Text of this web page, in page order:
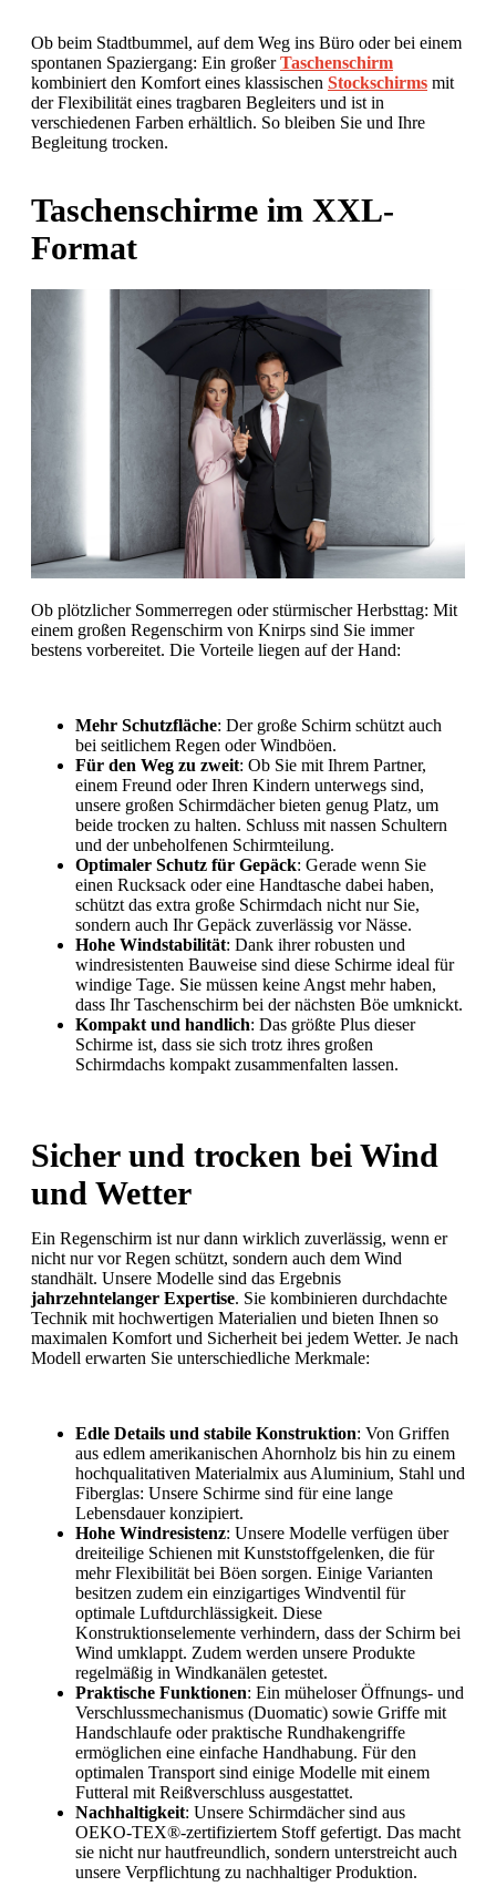
Ob beim Stadtbummel, auf dem Weg ins Büro oder bei einem
spontanen Spaziergang: Ein großerTaschenschirm
kombiniert den Komfort eines klassischen Stockschirms mit
der Flexibilität eines tragbaren Begleiters und ist in
verschiedenen Farben erhältlich. So bleiben Sie und Ihre
Begleitung trocken.
Taschenschirme im XXL-
Format
Ob plötzlicher Sommerregen oder stürmischer Herbsttag: Mit
einem großen Regenschirm von Knirps sind Sie immer
bestens vorbereitet. Die Vorteile liegen auf der Hand:
Mehr Schutzfläche: Der große Schirm schützt auch
bei seitlichem Regen oder Windböen.
Für den Weg zu zweit: Ob Sie mit Ihrem Partner,
einem Freund oder Ihren Kindern unterwegs sind,
unsere großen Schirmdächer bieten genug Platz, um
beide trocken zu halten. Schluss mit nassen Schultern
und der unbeholfenen Schirmteilung.
Optimaler Schutz für Gepäck: Gerade wenn Sie
einen Rucksack oder eine Handtasche dabei haben,
schützt das extra große Schirmdach nicht nur Sie,
sondern auch Ihr Gepäck zuverlässig vor Nässe.
Hohe Windstabilität: Dank ihrer robusten und
windresistenten Bauweise sind diese Schirme ideal für
windige Tage. Sie müssen keine Angst mehr haben,
dass Ihr Taschenschirm bei der nächsten Böe umknickt.
Kompakt und handlich: Das größte Plus dieser
Schirme ist, dass sie sich trotz ihres großen
Schirmdachs kompakt zusammenfalten lassen.
Sicher und trocken bei Wind
und Wetter
Ein Regenschirm ist nur dann wirklich zuverlässig, wenn er
nicht nur vor Regen schützt, sondern auch dem Wind
standhält. Unsere Modelle sind das Ergebnis
jahrzehntelanger Expertise. Sie kombinieren durchdachte
Technik mit hochwertigen Materialien und bieten Ihnen so
maximalen Komfort und Sicherheit bei jedem Wetter. Je nach
Modell erwarten Sie unterschiedliche Merkmale:
Edle Details und stabile Konstruktion: Von Griffen
aus edlem amerikanischen Ahornholz bis hin zu einem
hochqualitativen Materialmix aus Aluminium, Stahl und
Fiberglas: Unsere Schirme sind für eine lange
Lebensdauer konzipiert.
Hohe Windresistenz: Unsere Modelle verfügen über
dreiteilige Schienen mit Kunststoffgelenken, die für
mehr Flexibilität bei Böen sorgen. Einige Varianten
besitzen zudem ein einzigartiges Windventil für
optimale Luftdurchlässigkeit. Diese
Konstruktionselemente verhindern, dass der Schirm bei
Wind umklappt. Zudem werden unsere Produkte
regelmäßig in Windkanälen getestet.
Praktische Funktionen: Ein müheloser Öffnungs- und
Verschlussmechanismus (Duomatic) sowie Griffe mit
Handschlaufe oder praktische Rundhakengriffe
ermöglichen eine einfache Handhabung. Für den
optimalen Transport sind einige Modelle mit einem
Futteral mit Reißverschluss ausgestattet.
Nachhaltigkeit: Unsere Schirmdächer sind aus
OEKO-TEX®-zertifiziertem Stoff gefertigt. Das macht
sie nicht nur hautfreundlich, sondern unterstreicht auch
unsere Verpflichtung zu nachhaltiger Produktion.